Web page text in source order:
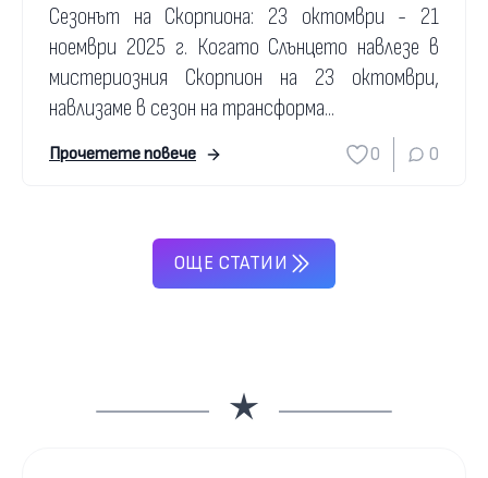
Сезонът на Скорпиона: 23 октомври - 21
ноември 2025 г. Когато Слънцето навлезе в
мистериозния Скорпион на 23 октомври,
навлизаме в сезон на трансформа...
Прочетете повече 0 0
ОЩЕ СТАТИИ